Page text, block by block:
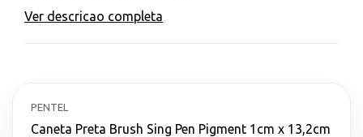
Ver descricao completa
PENTEL
Caneta Preta Brush Sing Pen Pigment 1cm x 13,2cm